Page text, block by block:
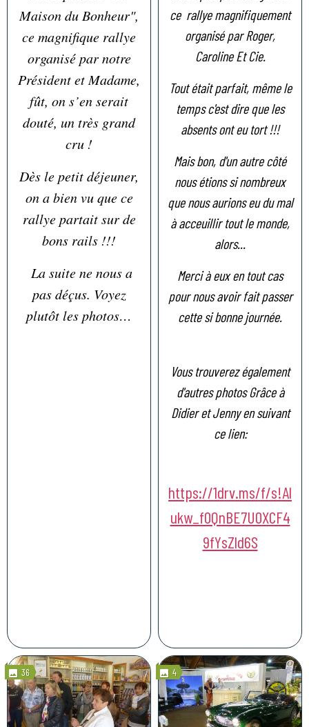
Maison du Bonheur",
ce magnifique rallye
organisé par notre
Président et Madame,
fût, on s’en serait
douté, un très grand
cru !
Dès le petit déjeuner,
on a bien vu que ce
rallye partait sur de
bons rails !!!
La suite ne nous a
pas déçus. Voyez
plutôt les photos…
ce rallye magnifiquement
organisé par Roger,
Caroline Et Cie.
Tout était parfait, même le
temps c'est dire que les
absents ont eu tort !!!
Mais bon, d'un autre côté
nous étions si nombreux
que nous aurions eu du mal
à acceuillir tout le monde,
alors...
Merci à eux en tout cas
pour nous avoir fait passer
cette si bonne journée.
Vous trouverez également
d'autres photos Grâce à
Didier et Jenny en suivant
ce lien:
https://1drv.ms/f/s!Al
ukw_f0QnBE7UOXCF4
9fYsZld6S
36 4